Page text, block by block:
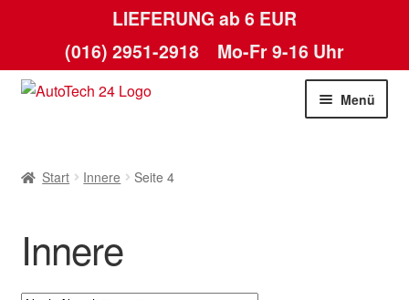
LIEFERUNG ab 6 EUR
(016) 2951-2918 Mo-Fr 9-16 Uhr
Zur
Zum
Menü
AGB
Datenschutz-Bestimmungen
Kasse
Start Innere Seite 4
Innere